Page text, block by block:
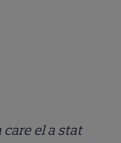
care el a stat